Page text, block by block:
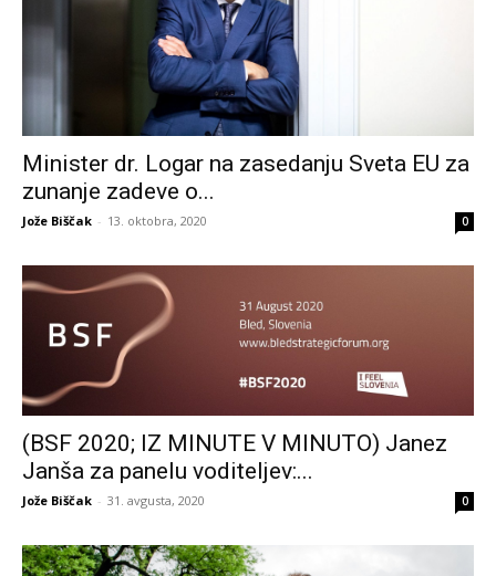
Minister dr. Logar na zasedanju Sveta EU za
zunanje zadeve o...
Jože Biščak - 13. oktobra, 2020 0
(BSF 2020; IZ MINUTE V MINUTO) Janez
Janša za panelu voditeljev:...
Jože Biščak - 31. avgusta, 2020 0